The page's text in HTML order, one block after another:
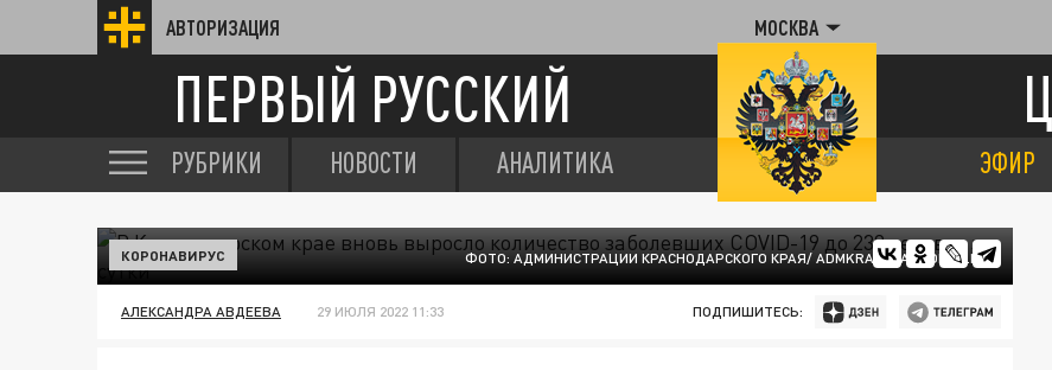
АВТОРИЗАЦИЯ МОСКВА
ПЕРВЫЙ РУССКИЙ
РУБРИКИ НОВОСТИ АНАЛИТИКА ЭФИР
ФОТО: АДМИНИСТРАЦИИ КРАСНОДАРСКОГО КРАЯ/ ADMKRAI.KRASNODAR.RU
КОРОНАВИРУС
АЛЕКСАНДРА АВДЕЕВА 29 ИЮЛЯ 2022 11:33 ПОДПИШИТЕСЬ: